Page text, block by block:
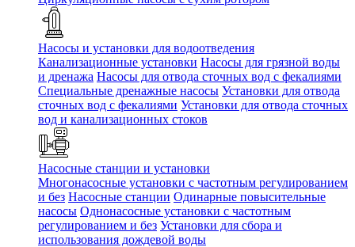
Насосы и установки для водоотведения
Канализационные установки Насосы для грязной воды
и дренажа Насосы для отвода сточных вод c фекалиями
Специальные дренажные насосы Установки для отвода
сточных вод c фекалиями Установки для отвода сточных
вод и канализационных стоков
Насосные станции и установки
Многонасосные установки с частотным регулированием
и без Насосные станции Одинарные повысительные
насосы Однонасосные установки с частотным
регулированием и без Установки для сбора и
использования дождевой воды